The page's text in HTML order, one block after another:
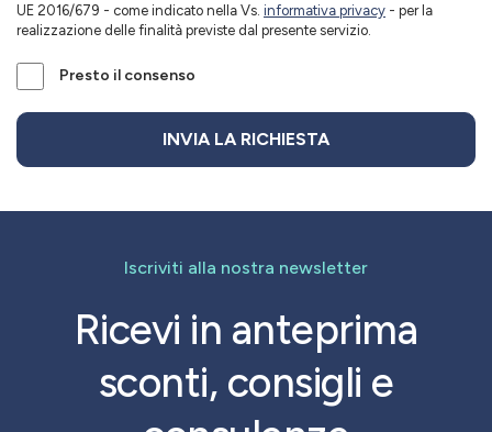
UE 2016/679 - come indicato nella Vs. informativa privacy - per la
realizzazione delle finalità previste dal presente servizio.
Presto il consenso
Iscriviti alla nostra newsletter
Ricevi in anteprima
sconti, consigli e